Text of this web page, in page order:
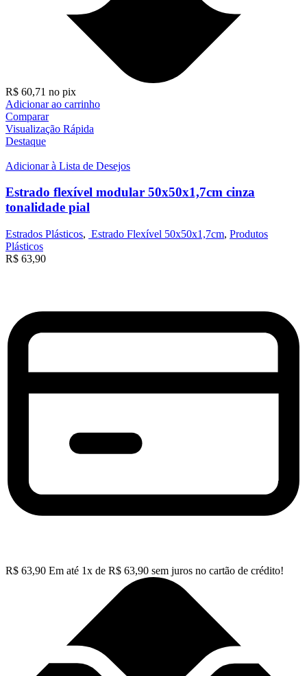
R$ 60,71 no pix
Adicionar ao carrinho
Comparar
Visualização Rápida
Destaque
Adicionar à Lista de Desejos
Estrado flexível modular 50x50x1,7cm cinza
tonalidade pial
Estrados Plásticos, Estrado Flexível 50x50x1,7cm, Produtos
Plásticos
R$ 63,90
R$ 63,90 Em até 1x de R$ 63,90 sem juros no cartão de crédito!